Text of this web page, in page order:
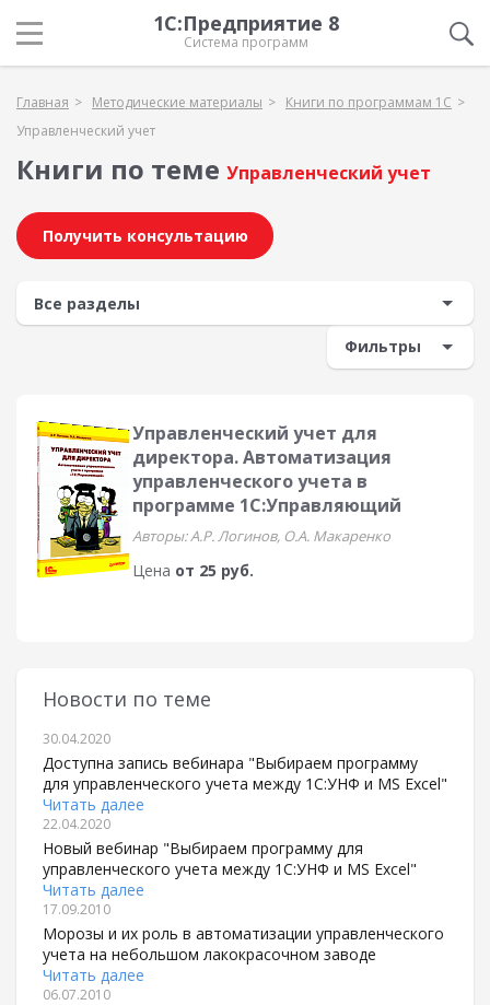
1С:Предприятие 8
Система программ
Главная Методические материалы
Книги по программам 1С
Управленческий учет
Книги по теме Управленческий учет
Получить консультацию
Фильтры
Управленческий учет для
директора. Автоматизация
управленческого учета в
программе 1С:Управляющий
Авторы: А.Р. Логинов, О.А. Макаренко
Цена от 25 руб.
Новости по теме
30.04.2020
Доступна запись вебинара "Выбираем программу
для управленческого учета между 1С:УНФ и MS Excel"
Читать далее
22.04.2020
Новый вебинар "Выбираем программу для
управленческого учета между 1С:УНФ и MS Excel"
Читать далее
17.09.2010
Морозы и их роль в автоматизации управленческого
учета на небольшом лакокрасочном заводе
Читать далее
06.07.2010